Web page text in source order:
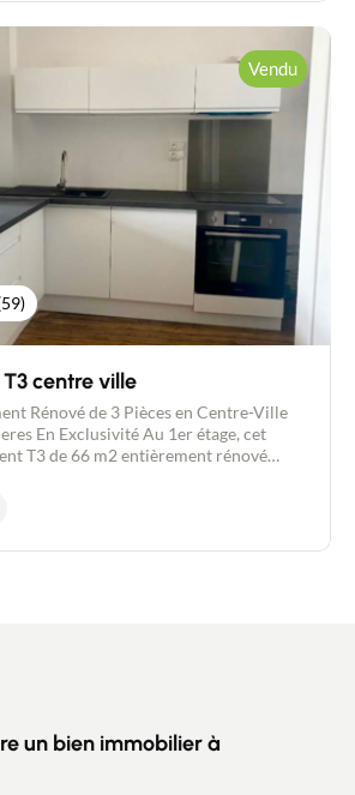
un conseiller
convenir pour un investissement 7% de rentabilité
Vendu
centre ville
de 3 Pièces en Centre-Ville
En Exclusivité Au 1er étage, cet
T3 de 66 m2 entièrement rénové
trois pièces spacieuses offrent un
vie confortable et lumineux. La
central gaz, etc. Atouts :
central, proche des commerces,
en commun Rénovation de
un bien immobilier à